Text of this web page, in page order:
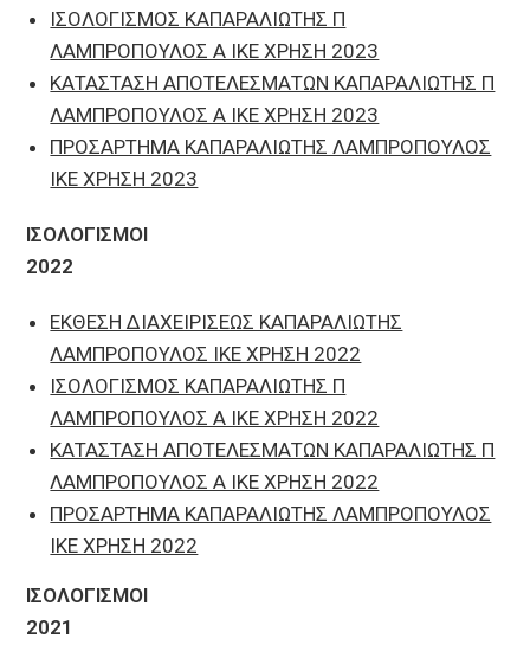
ΙΣΟΛΟΓΙΣΜΟΣ ΚΑΠΑΡΑΛΙΩΤΗΣ Π
ΛΑΜΠΡΟΠΟΥΛΟΣ Α ΙΚΕ ΧΡΗΣΗ 2023
ΚΑΤΑΣΤΑΣΗ ΑΠΟΤΕΛΕΣΜΑΤΩΝ ΚΑΠΑΡΑΛΙΩΤΗΣ Π
ΛΑΜΠΡΟΠΟΥΛΟΣ Α ΙΚΕ ΧΡΗΣΗ 2023
ΠΡΟΣΑΡΤΗΜΑ ΚΑΠΑΡΑΛΙΩΤΗΣ ΛΑΜΠΡΟΠΟΥΛΟΣ
ΙΚΕ ΧΡΗΣΗ 2023
ΙΣΟΛΟΓΙΣΜΟΙ
2022
ΕΚΘΕΣΗ ΔΙΑΧΕΙΡΙΣΕΩΣ ΚΑΠΑΡΑΛΙΩΤΗΣ
ΛΑΜΠΡΟΠΟΥΛΟΣ ΙΚΕ ΧΡΗΣΗ 2022
ΙΣΟΛΟΓΙΣΜΟΣ ΚΑΠΑΡΑΛΙΩΤΗΣ Π
ΛΑΜΠΡΟΠΟΥΛΟΣ Α ΙΚΕ ΧΡΗΣΗ 2022
ΚΑΤΑΣΤΑΣΗ ΑΠΟΤΕΛΕΣΜΑΤΩΝ ΚΑΠΑΡΑΛΙΩΤΗΣ Π
ΛΑΜΠΡΟΠΟΥΛΟΣ Α ΙΚΕ ΧΡΗΣΗ 2022
ΠΡΟΣΑΡΤΗΜΑ ΚΑΠΑΡΑΛΙΩΤΗΣ ΛΑΜΠΡΟΠΟΥΛΟΣ
ΙΚΕ ΧΡΗΣΗ 2022
ΙΣΟΛΟΓΙΣΜΟΙ
2021